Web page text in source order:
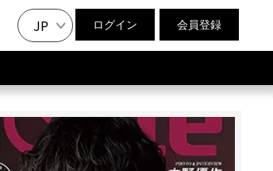
JP ログイン 会員登録